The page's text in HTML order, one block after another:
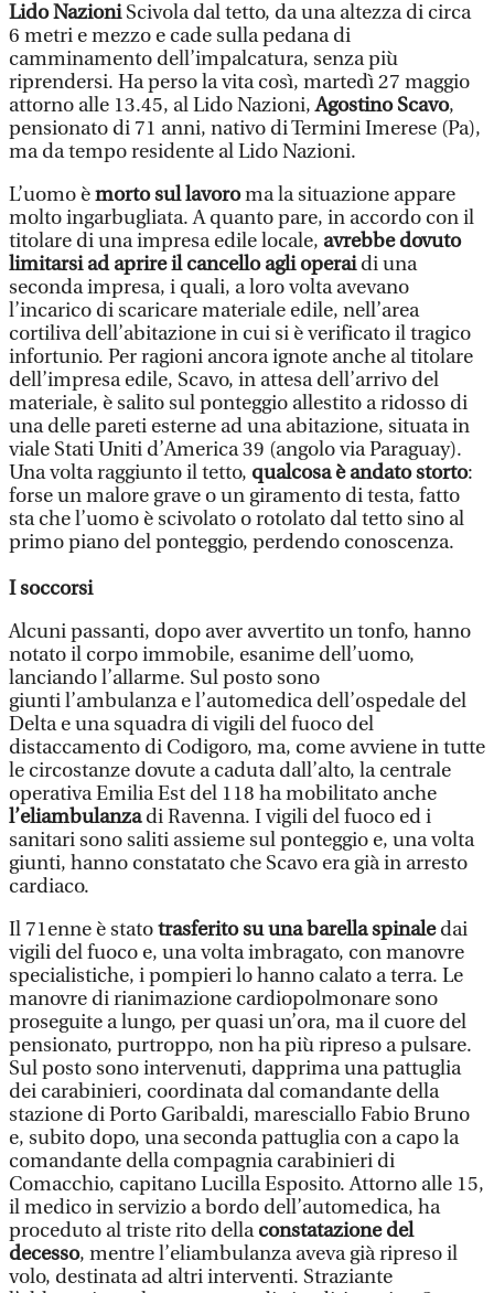
Lido NazioniScivola dal tetto, da una altezza di circa
6 metri e mezzo e cade sulla pedana di
camminamento dell’impalcatura, senza più
riprendersi. Ha perso la vita così, martedì 27 maggio
attorno alle 13.45, al Lido Nazioni,Agostino Scavo,
pensionato di 71 anni, nativo di Termini Imerese (Pa),
ma da tempo residente al Lido Nazioni.
L’uomo èmorto sul lavoroma la situazione appare
molto ingarbugliata. A quanto pare, in accordo con il
titolare di una impresa edile locale, avrebbe dovuto
limitarsi ad aprire il cancello agli operaidi una
seconda impresa, i quali, a loro volta avevano
l’incarico di scaricare materiale edile, nell’area
cortiliva dell’abitazione in cui si è verificato il tragico
infortunio. Per ragioni ancora ignote anche al titolare
dell’impresa edile, Scavo, in attesa dell’arrivo del
materiale, è salito sul ponteggio allestito a ridosso di
una delle pareti esterne ad una abitazione, situata in
viale Stati Uniti d’America 39 (angolo via Paraguay).
Una volta raggiunto il tetto, qualcosa è andato storto:
forse un malore grave o un giramento di testa, fatto
sta che l’uomo è scivolato o rotolato dal tetto sino al
primo piano del ponteggio, perdendo conoscenza.
I soccorsi
Alcuni passanti, dopo aver avvertito un tonfo, hanno
notato il corpo immobile, esanime dell’uomo,
lanciando l’allarme. Sul posto sono
giunti l’ambulanza e l’automedica dell’ospedale del
Delta e una squadra di vigili del fuoco del
distaccamento di Codigoro, ma, come avviene in tutte
le circostanze dovute a caduta dall’alto, la centrale
operativa Emilia Est del 118 ha mobilitato anche
l’eliambulanzadi Ravenna. I vigili del fuoco ed i
sanitari sono saliti assieme sul ponteggio e, una volta
giunti, hanno constatato che Scavo era già in arresto
cardiaco.
Il 71enne è statotrasferito su una barella spinaledai
vigili del fuoco e, una volta imbragato, con manovre
specialistiche, i pompieri lo hanno calato a terra. Le
manovre di rianimazione cardiopolmonare sono
proseguite a lungo, per quasi un’ora, ma il cuore del
pensionato, purtroppo, non ha più ripreso a pulsare.
Sul posto sono intervenuti, dapprima una pattuglia
dei carabinieri, coordinata dal comandante della
stazione di Porto Garibaldi, maresciallo Fabio Bruno
e, subito dopo, una seconda pattuglia con a capo la
comandante della compagnia carabinieri di
Comacchio, capitano Lucilla Esposito. Attorno alle 15,
il medico in servizio a bordo dell’automedica, ha
proceduto al triste rito dellaconstatazione del
decesso, mentre l’eliambulanza aveva già ripreso il
volo, destinata ad altri interventi. Straziante